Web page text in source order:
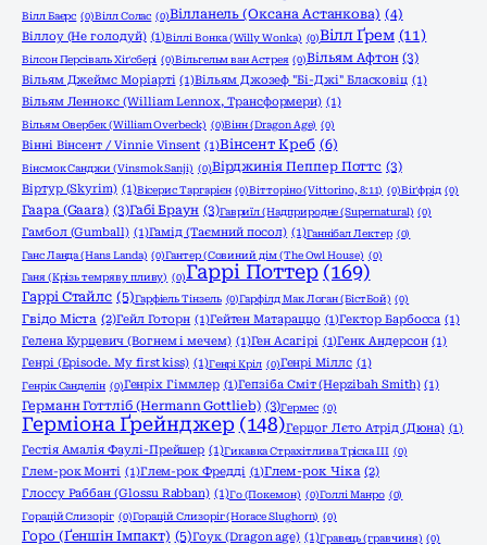
Вілл Баєрс (0)Вілл Солас (0)Вілланель (Оксана Астанкова) (4)
Віллоу (Не голодуй) (1)Віллі Вонка (Willy Wonka) (0)Вілл Ґрем (11)
Вілсон Персіваль Хіґсбері (0)Вільгельм ван Астрея (0)Вільям Афтон (3)
Вільям Джеймс Моріарті (1)Вільям Джозеф "Бі-Джі" Бласковіц (1)
Вільям Леннокс (William Lennox, Трансформери) (1)
Вільям Овербек (William Overbeck) (0)Вінн (Dragon Age) (0)
Вінні Вінсент / Vinnie Vinsent (1)Вінсент Креб (6)
Вінсмок Санджи (Vinsmok Sanji) (0)Вірджинія Пеппер Поттс (3)
Віртур (Skyrim) (1)Вісерис Таргарієн (0)Вітторіно (Vittorino, 8:11) (0)Віґфрід (0)
Гаара (Gaara) (3)Габі Браун (3)Гавриїл (Надприродне (Supernatural) (0)
Гамбол (Gumball) (1)Гамід (Таємний посол) (1)Ганнібал Лектер (0)
Ганс Ланда (Hans Landa) (0)Гантер (Совиний дім (The Owl House) (0)
Ганя (Крізь темряву пливу) (0)Гаррі Поттер (169)
Гаррі Стайлс (5)Гарфіель Тінзель (0)Гарфілд Мак Логан (БістБой) (0)
Гвідо Міста (2)Гейл Готорн (1)Гейтен Матараццо (1)Гектор Барбосса (1)
Гелена Курцевич (Вогнем і мечем) (1)Ген Асагірі (1)Генк Андерсон (1)
Генрі (Episode. My first kiss) (1)Генрі Кріл (0)Генрі Міллс (1)
Генрік Санделін (0)Генріх Гіммлер (1)Гепзіба Сміт (Hepzibah Smith) (1)
Германн Готтліб (Hermann Gottlieb) (3)Гермес (0)
Герміона Ґрейнджер (148)Герцог Лєто Атрід (Дюна) (1)
Гестія Амалія Фаулі-Прейшер (1)Гикавка Страхітлива Тріска ІІІ (0)
Глем-рок Монті (1)Глем-рок Фредді (1)Глем-рок Чіка (2)
Глоссу Раббан (Glossu Rabban) (1)Го (Покемон) (0)Голлі Манро (0)
Горацій Слизоріг (0)Горацій Слизоріг (Horace Slughorn) (0)
Горо (Ґеншін Імпакт) (5)Гоук (Dragon age) (1)Гравець (гравчиня) (0)